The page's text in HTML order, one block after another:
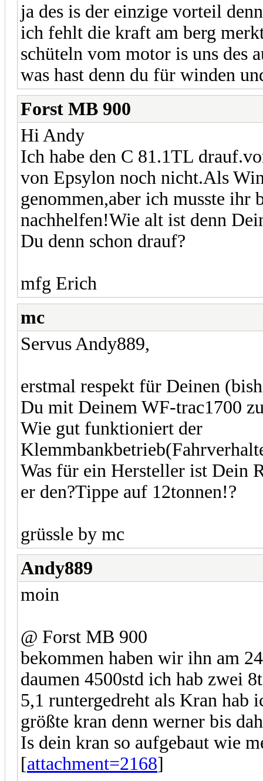
ja des is der einzige vorteil
ich fehlt die kraft am berg
schüteln vom motor is uns des
was hast denn du für winden
Forst MB 900
Hi Andy
Ich habe den C 81.1TL
von Epsylon noch nicht.Als
genommen,aber ich musste ihr
nachhelfen!Wie alt ist denn
Du denn schon drauf?
mfg Erich
mc
Servus Andy889,
erstmal respekt für Deinen
Du mit Deinem WF-trac1700
Wie gut funktioniert der
Was für ein Hersteller ist Dein
er den?Tippe auf 12tonnen!?
grüssle by mc
Andy889
moin
@ Forst MB 900
bekommen haben wir ihn am
daumen 4500std ich hab zwei
5,1 runtergedreht als Kran hab
größte kran denn werner bis
Is dein kran so aufgebaut wie
[attachment=2168]